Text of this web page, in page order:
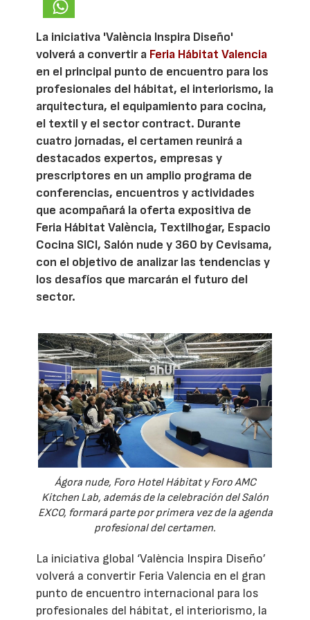
La iniciativa 'València Inspira Diseño'
volverá a convertir a Feria Hábitat Valencia
en el principal punto de encuentro para los
profesionales del hábitat, el interiorismo, la
arquitectura, el equipamiento para cocina,
el textil y el sector contract. Durante
cuatro jornadas, el certamen reunirá a
destacados expertos, empresas y
prescriptores en un amplio programa de
conferencias, encuentros y actividades
que acompañará la oferta expositiva de
Feria Hábitat València, Textilhogar, Espacio
Cocina SICI, Salón nude y 360 by Cevisama,
con el objetivo de analizar las tendencias y
los desafíos que marcarán el futuro del
sector.
Ágora nude, Foro Hotel Hábitat y Foro AMC
Kitchen Lab, además de la celebración del Salón
EXCO, formará parte por primera vez de la agenda
profesional del certamen.
La iniciativa global ‘València Inspira Diseño’
volverá a convertir Feria Valencia en el gran
punto de encuentro internacional para los
profesionales del hábitat, el interiorismo, la